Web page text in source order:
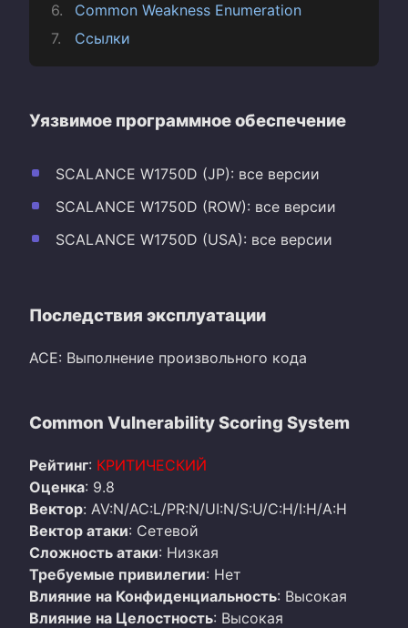
Common Weakness Enumeration
Ссылки
Уязвимое программное обеспечение
SCALANCE W1750D (JP): все версии
SCALANCE W1750D (ROW): все версии
SCALANCE W1750D (USA): все версии
Последствия эксплуатации
ACE: Выполнение произвольного кода
Common Vulnerability Scoring System
Рейтинг: КРИТИЧЕСКИЙ
Оценка: 9.8
Вектор: AV:N/AC:L/PR:N/UI:N/S:U/C:H/I:H/A:H
Вектор атаки: Сетевой
Сложность атаки: Низкая
Требуемые привилегии: Нет
Влияние на Конфиденциальность: Высокая
Влияние на Целостность: Высокая